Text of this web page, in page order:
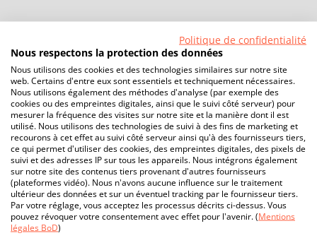
Politique de confidentialité
Nous respectons la protection des données
Nous utilisons des cookies et des technologies similaires sur notre site
web. Certains d'entre eux sont essentiels et techniquement nécessaires.
Nous utilisons également des méthodes d'analyse (par exemple des
cookies ou des empreintes digitales, ainsi que le suivi côté serveur) pour
mesurer la fréquence des visites sur notre site et la manière dont il est
utilisé. Nous utilisons des technologies de suivi à des fins de marketing et
recourons à cet effet au suivi côté serveur ainsi qu'à des fournisseurs tiers,
ce qui permet d'utiliser des cookies, des empreintes digitales, des pixels de
suivi et des adresses IP sur tous les appareils. Nous intégrons également
sur notre site des contenus tiers provenant d'autres fournisseurs
(plateformes vidéo). Nous n'avons aucune influence sur le traitement
ultérieur des données et sur un éventuel tracking par le fournisseur tiers.
Par votre réglage, vous acceptez les processus décrits ci-dessus. Vous
pouvez révoquer votre consentement avec effet pour l'avenir. (Mentions
légales BoD)